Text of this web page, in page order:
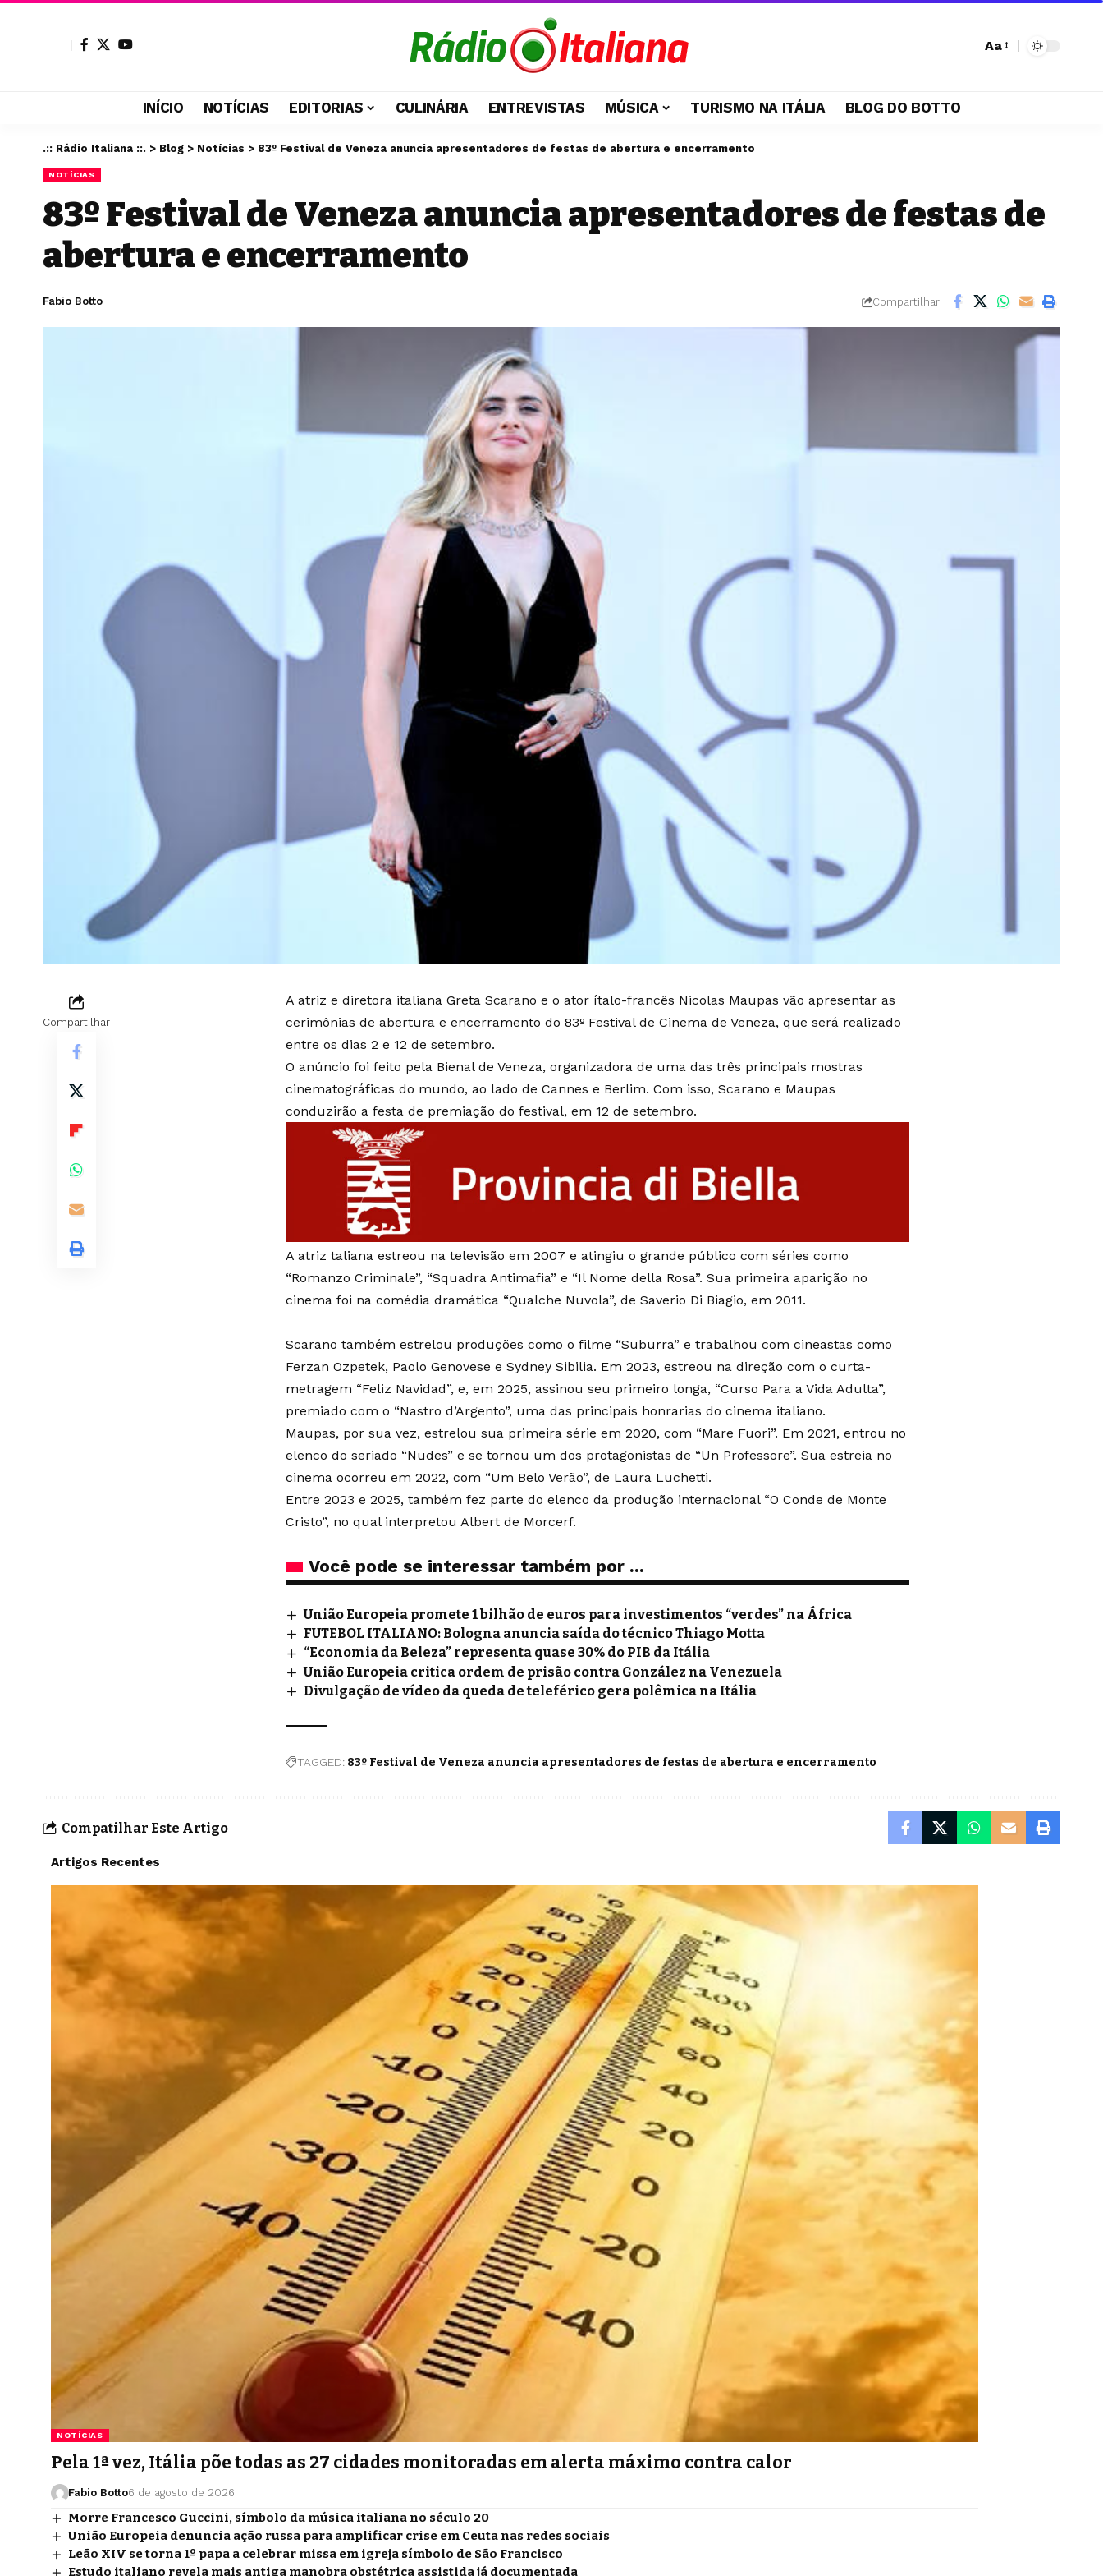
Aa
INÍCIO NOTÍCIAS EDITORIAS CULINÁRIA ENTREVISTAS MÚSICA TURISMO NA ITÁLIA BLOG DO BOTTO
.:: Rádio Italiana ::. > Blog > Notícias > 83º Festival de Veneza anuncia apresentadores de festas de abertura e encerramento
NOTÍCIAS
83º Festival de Veneza anuncia apresentadores de festas de
abertura e encerramento
Fabio Botto Compartilhar
Compartilhar
A atriz e diretora italiana Greta Scarano e o ator ítalo-francês Nicolas Maupas vão apresentar as
cerimônias de abertura e encerramento do 83º Festival de Cinema de Veneza, que será realizado
entre os dias 2 e 12 de setembro.
O anúncio foi feito pela Bienal de Veneza, organizadora de uma das três principais mostras
cinematográficas do mundo, ao lado de Cannes e Berlim. Com isso, Scarano e Maupas
conduzirão a festa de premiação do festival, em 12 de setembro.
A atriz taliana estreou na televisão em 2007 e atingiu o grande público com séries como
“Romanzo Criminale”, “Squadra Antimafia” e “Il Nome della Rosa”. Sua primeira aparição no
cinema foi na comédia dramática “Qualche Nuvola”, de Saverio Di Biagio, em 2011.
Scarano também estrelou produções como o filme “Suburra” e trabalhou com cineastas como
Ferzan Ozpetek, Paolo Genovese e Sydney Sibilia. Em 2023, estreou na direção com o curta-
metragem “Feliz Navidad”, e, em 2025, assinou seu primeiro longa, “Curso Para a Vida Adulta”,
premiado com o “Nastro d’Argento”, uma das principais honrarias do cinema italiano.
Maupas, por sua vez, estrelou sua primeira série em 2020, com “Mare Fuori”. Em 2021, entrou no
elenco do seriado “Nudes” e se tornou um dos protagonistas de “Un Professore”. Sua estreia no
cinema ocorreu em 2022, com “Um Belo Verão”, de Laura Luchetti.
Entre 2023 e 2025, também fez parte do elenco da produção internacional “O Conde de Monte
Cristo”, no qual interpretou Albert de Morcerf.
Você pode se interessar também por ...
União Europeia promete 1 bilhão de euros para investimentos “verdes” na África
FUTEBOL ITALIANO: Bologna anuncia saída do técnico Thiago Motta
“Economia da Beleza” representa quase 30% do PIB da Itália
União Europeia critica ordem de prisão contra González na Venezuela
Divulgação de vídeo da queda de teleférico gera polêmica na Itália
TAGGED: 83º Festival de Veneza anuncia apresentadores de festas de abertura e encerramento
Compatilhar Este Artigo
Artigos Recentes
NOTÍCIAS
Pela 1ª vez, Itália põe todas as 27 cidades monitoradas em alerta máximo contra calor
Fabio Botto6 de agosto de 2026
Morre Francesco Guccini, símbolo da música italiana no século 20
União Europeia denuncia ação russa para amplificar crise em Ceuta nas redes sociais
Leão XIV se torna 1º papa a celebrar missa em igreja símbolo de São Francisco
Estudo italiano revela mais antiga manobra obstétrica assistida já documentada